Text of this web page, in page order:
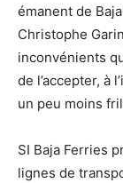
émanent de
Christophe
inconvénients
de l’accepter, à
un peu moins
SI Baja Ferries
lignes de